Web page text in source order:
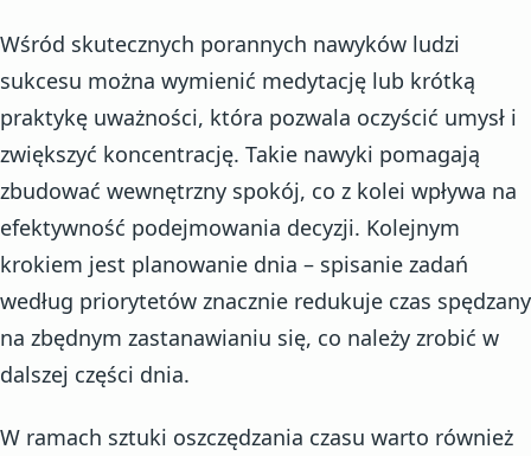
Wśród skutecznych porannych nawyków ludzi
sukcesu można wymienić medytację lub krótką
praktykę uważności, która pozwala oczyścić umysł i
zwiększyć koncentrację. Takie nawyki pomagają
zbudować wewnętrzny spokój, co z kolei wpływa na
efektywność podejmowania decyzji. Kolejnym
krokiem jest planowanie dnia – spisanie zadań
według priorytetów znacznie redukuje czas spędzany
na zbędnym zastanawianiu się, co należy zrobić w
dalszej części dnia.
W ramach sztuki oszczędzania czasu warto również